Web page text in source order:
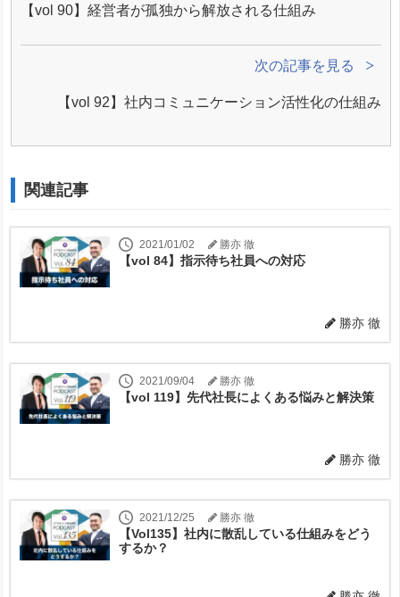
【vol 90】経営者が孤独から解放される仕組み
次の記事を見る
【vol 92】社内コミュニケーション活性化の仕組み
関連記事
2021/01/02 勝亦 徹
【vol 84】指示待ち社員への対応
勝亦 徹
2021/09/04 勝亦 徹
【vol 119】先代社長によくある悩みと解決策
勝亦 徹
2021/12/25 勝亦 徹
【Vol135】社内に散乱している仕組みをどう
するか？